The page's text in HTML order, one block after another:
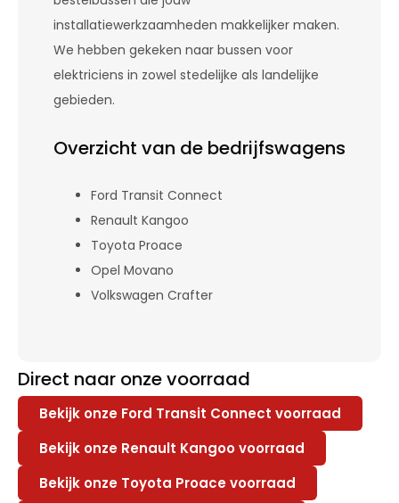
installatiewerkzaamheden makkelijker maken.
We hebben gekeken naar bussen voor
elektriciens in zowel stedelijke als landelijke
gebieden.
Overzicht van de bedrijfswagens
Ford Transit Connect
Renault Kangoo
Toyota Proace
Opel Movano
Volkswagen Crafter
Direct naar onze voorraad
Bekijk onze Ford Transit Connect voorraad
Bekijk onze Renault Kangoo voorraad
Bekijk onze Toyota Proace voorraad